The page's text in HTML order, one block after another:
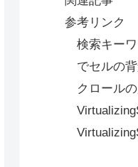
参考リンク
検索キー
でセルの
クロール